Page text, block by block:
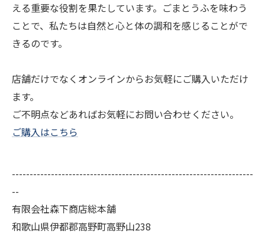
える重要な役割を果たしています。ごまとうふを味わう
ことで、私たちは自然と心と体の調和を感じることがで
きるのです。
店舗だけでなくオンラインからお気軽にご購入いただけ
ます。
ご不明点などあればお気軽にお問い合わせください。
ご購入はこちら
--------------------------------------------------------------------
--
有限会社森下商店総本舗
和歌山県伊都郡高野町高野山238